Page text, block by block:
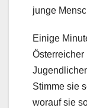
junge
Einige
Österreicher
Stimme sie
worauf sie